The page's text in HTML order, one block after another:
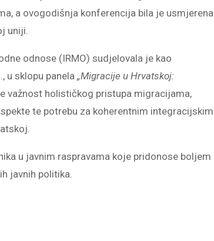
a ovogodišnja konferencija bila je usmjerena
uniji.
odnose (IRMO) sudjelovala je kao
u sklopu panela„Migracije u Hrvatskoj:
važnost holističkog pristupa migracijama,
te potrebu za koherentnim integracijskim
u javnim raspravama koje pridonose boljem
javnih politika.